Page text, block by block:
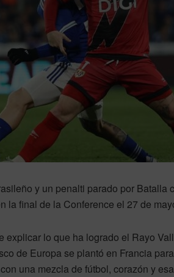
y un penalti parado por Batalla
la final de la Conference el 27 de
explicar lo que ha logrado el Rayo
de Europa se plantó en Francia
una mezcla de fútbol, corazón y